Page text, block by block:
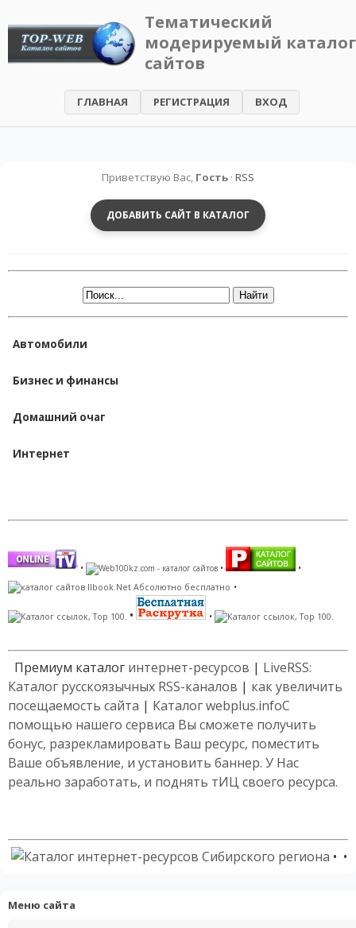
TOP-
WEB
-
Каталог
Тематический
модерируемый каталог
сайтов
ГЛАВНАЯ РЕГИСТРАЦИЯ ВХОД
Меню сайта
Приветствую Вас, Гость · RSS
ДОБАВИТЬ САЙТ В КАТАЛОГ
Автомобили
Бизнес и финансы
Домашний очаг
Интернет
• •
•
•
• •
Премиум каталог интернет-ресурсов | LiveRSS:
Каталог русскоязычных RSS-каналов | как увеличить
посещаемость сайта | Каталог webplus.infoС
помощью нашего сервиса Вы сможете получить
бонус, разрекламировать Ваш ресурс, поместить
Ваше объявление, и установить баннер. У Нас
реально заработать, и поднять тИЦ своего ресурса.
• •